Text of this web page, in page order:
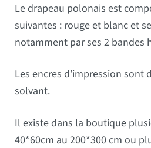
Le drapeau polonais est
suivantes : rouge et blanc et
notamment par ses 2 bandes
Les encres d’impression sont
solvant.
Il existe dans la boutique
40*60cm au 200*300 cm ou